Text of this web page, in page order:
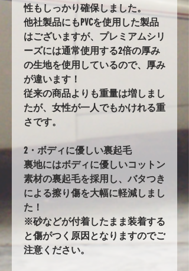
性もしっかり確保しました。
他社製品にもPVCを使用した製品
はございますが、プレミアムシリ
ーズには通常使用する2倍の厚み
の生地を使用しているので、厚み
が違います！
従来の商品よりも重量は増しまし
たが、女性が一人でもかけれる重
さです。
2・ボディに優しい裏起毛
裏地にはボディに優しいコットン
素材の裏起毛を採用し、バタつき
による擦り傷を大幅に軽減しまし
た！
※砂などが付着したまま装着する
と傷がつく原因となりますのでご
注意ください。